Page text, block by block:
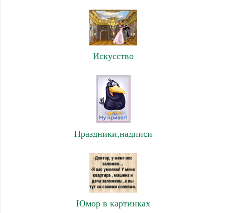
Искусство
Праздники,надписи
Юмор в картинках